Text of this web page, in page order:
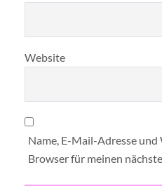
Website
Name, E-Mail-Adresse und
Browser für meinen